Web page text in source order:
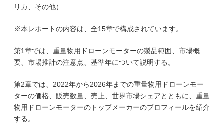
リカ、その他）
※本レポートの内容は、全15章で構成されています。
第1章では、重量物用ドローンモーターの製品範囲、市場概
要、市場推計の注意点、基準年について説明する。
第2章では、2022年から2026年までの重量物用ドローンモー
ターの価格、販売数量、売上、世界市場シェアとともに、重量
物用ドローンモーターのトップメーカーのプロフィールを紹介
する。